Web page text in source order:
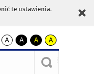
te ustawienia.
A
kontrast
A
kontrast
A
kontrast
żółty
tekst
A
kontrast
czarny
tekst